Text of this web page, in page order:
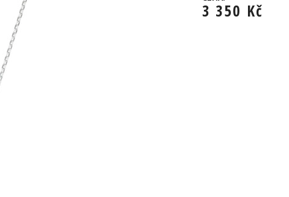
3 350 Kč